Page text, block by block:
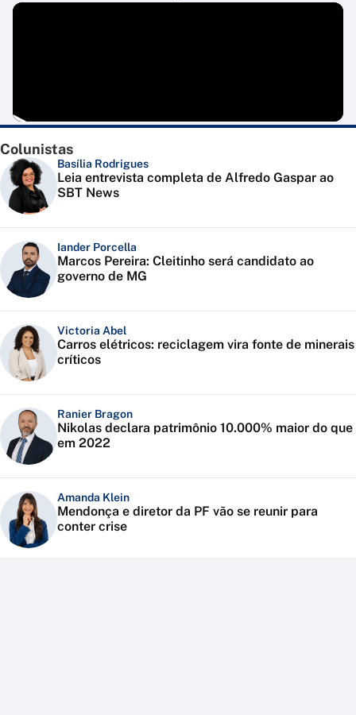
Colunistas
Basília Rodrigues
Leia entrevista completa de Alfredo Gaspar ao
SBT News
Iander Porcella
Marcos Pereira: Cleitinho será candidato ao
governo de MG
Victoria Abel
Carros elétricos: reciclagem vira fonte de minerais
críticos
Ranier Bragon
Nikolas declara patrimônio 10.000% maior do que
em 2022
Amanda Klein
Mendonça e diretor da PF vão se reunir para
conter crise